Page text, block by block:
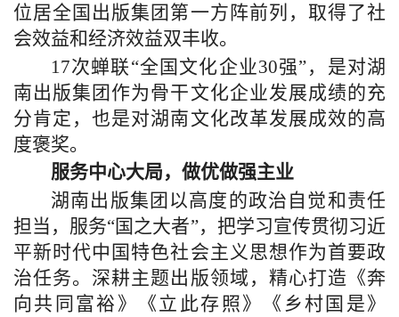
位居全国出版集团第一方阵前列，取得了社
会效益和经济效益双丰收。
17次蝉联“全国文化企业30强”，是对湖
南出版集团作为骨干文化企业发展成绩的充
分肯定，也是对湖南文化改革发展成效的高
度褒奖。
服务中心大局，做优做强主业
湖南出版集团以高度的政治自觉和责任
担当，服务“国之大者”，把学习宣传贯彻习近
平新时代中国特色社会主义思想作为首要政
治任务。深耕主题出版领域，精心打造《奔
向共同富裕》《立此存照》《乡村国是》